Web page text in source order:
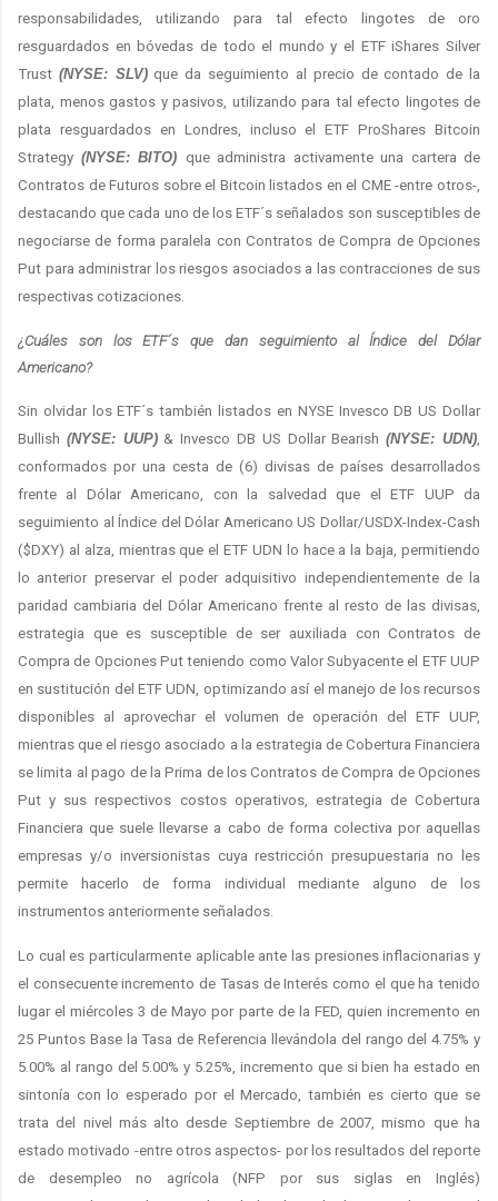
responsabilidades, utilizando para tal efecto lingotes de oro
resguardados en bóvedas de todo el mundo y el ETF iShares Silver
Trust (NYSE: SLV)que da seguimiento al precio de contado de la
plata, menos gastos y pasivos, utilizando para tal efecto lingotes de
plata resguardados en Londres, incluso el ETF ProShares Bitcoin
Strategy (NYSE: BITO) que administra activamente una cartera de
Contratos de Futuros sobre el Bitcoin listados en el CME -entre otros-,
destacando que cada uno de los ETF´s señalados son susceptibles de
negociarse de forma paralela con Contratos de Compra de Opciones
Put para administrar los riesgos asociados a las contracciones de sus
respectivas cotizaciones.
¿Cuáles son los ETF´s que dan seguimiento al Índice del Dólar
Americano?
Sin olvidar los ETF´s también listados en NYSE Invesco DB US Dollar
Bullish (NYSE: UUP)& Invesco DB US Dollar Bearish(NYSE: UDN)
conformados por una cesta de (6) divisas de países desarrollados
frente al Dólar Americano, con la salvedad que el ETF UUP da
seguimiento al Índice del Dólar Americano US Dollar/USDX-Index-Cash
($DXY) al alza, mientras que el ETF UDN lo hace a la baja, permitiendo
lo anterior preservar el poder adquisitivo independientemente de la
paridad cambiaria del Dólar Americano frente al resto de las divisas,
estrategia que es susceptible de ser auxiliada con Contratos de
Compra de Opciones Put teniendo como Valor Subyacente el ETF UUP
en sustitución del ETF UDN, optimizando así el manejo de los recursos
disponibles al aprovechar el volumen de operación del ETF UUP,
mientras que el riesgo asociado a la estrategia de Cobertura Financiera
se limita al pago de la Prima de los Contratos de Compra de Opciones
Put y sus respectivos costos operativos, estrategia de Cobertura
Financiera que suele llevarse a cabo de forma colectiva por aquellas
empresas y/o inversionistas cuya restricción presupuestaria no les
permite hacerlo de forma individual mediante alguno de los
instrumentos anteriormente señalados.
Lo cual es particularmente aplicable ante las presiones inflacionarias y
el consecuente incremento de Tasas de Interés como el que ha tenido
lugar el miércoles 3 de Mayo por parte de la FED, quien incremento en
25 Puntos Base la Tasa de Referencia llevándola del rango del 4.75% y
5.00% al rango del 5.00% y 5.25%, incremento que si bien ha estado en
sintonía con lo esperado por el Mercado, también es cierto que se
trata del nivel más alto desde Septiembre de 2007, mismo que ha
estado motivado -entre otros aspectos- por los resultados del reporte
de desempleo no agrícola (NFP por sus siglas en Inglés)